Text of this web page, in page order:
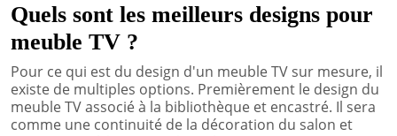
Quels sont les meilleurs designs pour
meuble TV ?
Pour ce qui est du design d'un meuble TV sur mesure, il
existe de multiples options. Premièrement le design du
meuble TV associé à la bibliothèque et encastré. Il sera
comme une continuité de la décoration du salon et